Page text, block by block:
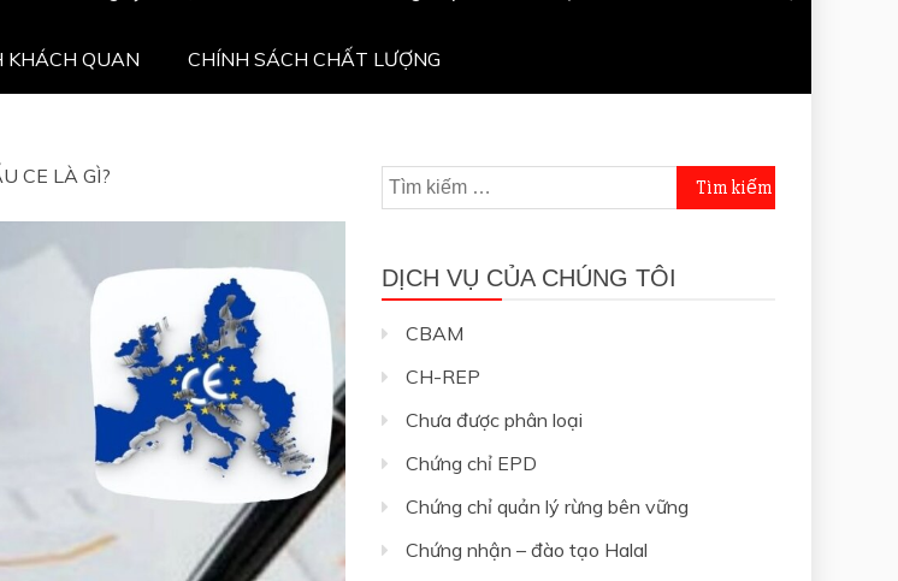
KHÁCH QUAN CHÍNH SÁCH CHẤT LƯỢNG
CE LÀ GÌ?
Tìm
kiếm
DỊCH VỤ CỦA CHÚNG TÔI
CBAM
CH-REP
Chưa được phân loại
Chứng chỉ EPD
Chứng chỉ quản lý rừng bên vững
Chứng nhận – đào tạo Halal